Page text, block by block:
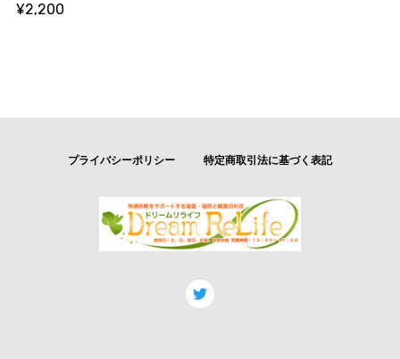
¥2,200
プライバシーポリシー 特定商取引法に基づく表記